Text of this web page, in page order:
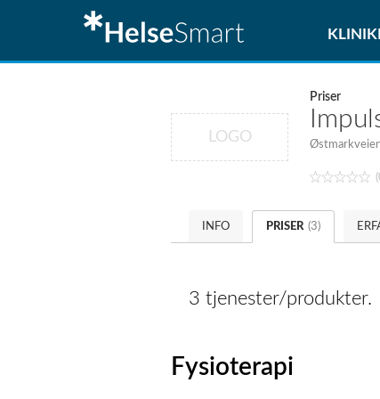
LOGO
Priser
INFO PRISER (3)
3 tjenester/produkter.
Fysioterapi